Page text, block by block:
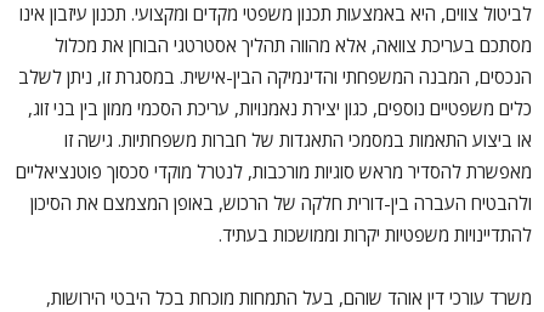
לביטול צווים, היא באמצעות תכנון משפטי מקדים ומקצועי. תכנון עיזבון אינו
מסתכם בעריכת צוואה, אלא מהווה תהליך אסטרטגי הבוחן את מכלול
הנכסים, המבנה המשפחתי והדינמיקה הבין-אישית. במסגרת זו, ניתן לשלב
כלים משפטיים נוספים, כגון יצירת נאמנויות, עריכת הסכמי ממון בין בני זוג,
או ביצוע התאמות במסמכי התאגדות של חברות משפחתיות. גישה זו
מאפשרת להסדיר מראש סוגיות מורכבות, לנטרל מוקדי סכסוך פוטנציאליים
ולהבטיח העברה בין-דורית חלקה של הרכוש, באופן המצמצם את הסיכון
להתדיינויות משפטיות יקרות וממושכות בעתיד.
משרד עורכי דין אוהד שוהם, בעל התמחות מוכחת בכל היבטי הירושות,